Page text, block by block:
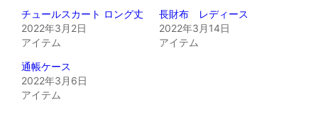
チュールスカート ロング丈
2022年3月2日
アイテム
長財布 レディース
2022年3月14日
アイテム
通帳ケース
2022年3月6日
アイテム